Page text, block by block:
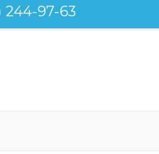
244-97-63